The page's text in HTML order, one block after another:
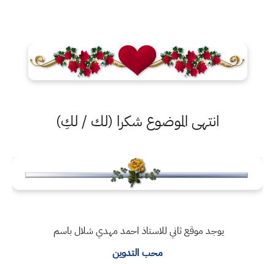
انتهى الموضوع شكرا (لك / لكِ)
يوجد موقع ثاني للاستاذ احمد مهدي شلال باسم
محب التدوين